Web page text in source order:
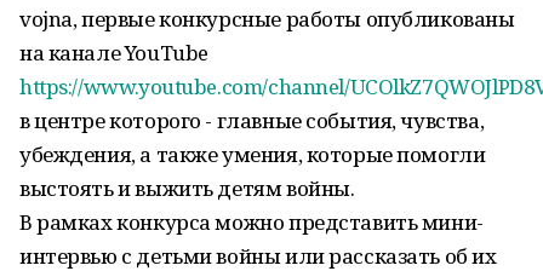
vojna, первые конкурсные работы опубликованы
на канале YouTube
https://www.youtube.com/channel/
в центре которого - главные события, чувства,
убеждения, а также умения, которые помогли
выстоять и выжить детям войны.
В рамках конкурса можно представить мини-
интервью с детьми войны или рассказать об их